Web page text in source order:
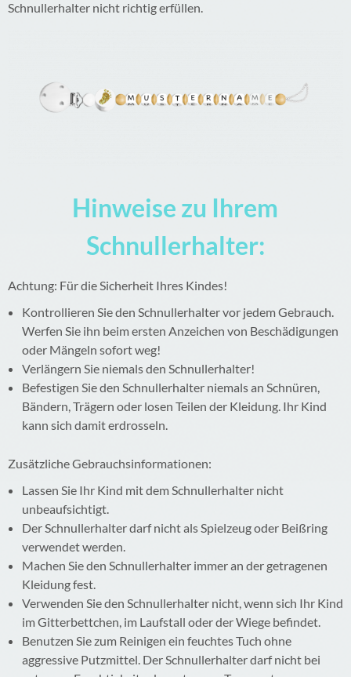
Schnullerhalter nicht richtig erfüllen.
Hinweise zu Ihrem
Schnullerhalter:
Achtung: Für die Sicherheit Ihres Kindes!
Kontrollieren Sie den Schnullerhalter vor jedem Gebrauch.
Werfen Sie ihn beim ersten Anzeichen von Beschädigungen
oder Mängeln sofort weg!
Verlängern Sie niemals den Schnullerhalter!
Befestigen Sie den Schnullerhalter niemals an Schnüren,
Bändern, Trägern oder losen Teilen der Kleidung. Ihr Kind
kann sich damit erdrosseln.
Zusätzliche Gebrauchsinformationen:
Lassen Sie Ihr Kind mit dem Schnullerhalter nicht
unbeaufsichtigt.
Der Schnullerhalter darf nicht als Spielzeug oder Beißring
verwendet werden.
Machen Sie den Schnullerhalter immer an der getragenen
Kleidung fest.
Verwenden Sie den Schnullerhalter nicht, wenn sich Ihr Kind
im Gitterbettchen, im Laufstall oder der Wiege befindet.
Benutzen Sie zum Reinigen ein feuchtes Tuch ohne
aggressive Putzmittel. Der Schnullerhalter darf nicht bei